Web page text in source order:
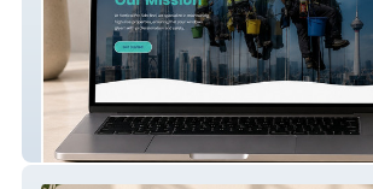
Highrise Cleaning – Corporate Website
Built From Scratch